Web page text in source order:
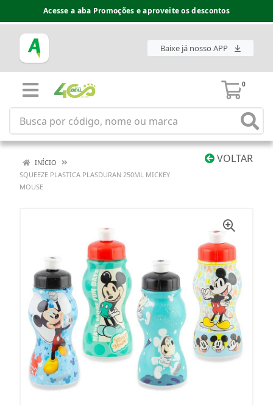
Acesse a aba Promoções e aproveite os descontos
Baixe já nosso APP
0
VOLTAR
INÍCIO
SQUEEZE PLASTICA PLASDURAN 250ML MICKEY
MOUSE